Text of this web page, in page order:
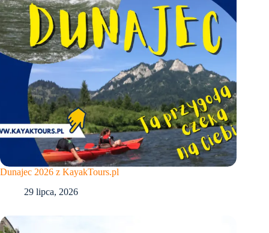
Dunajec 2026 z KayakTours.pl
29 lipca, 2026